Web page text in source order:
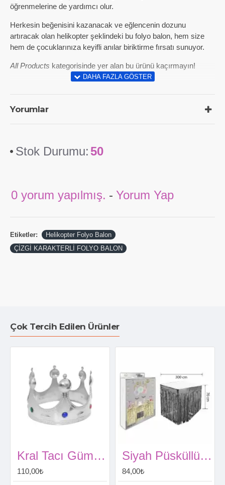
öğrenmelerine de yardımcı olur.
Herkesin beğenisini kazanacak ve eğlencenin dozunu
artıracak olan helikopter şeklindeki bu folyo balon, hem size
hem de çocuklarınıza keyifli anılar biriktirme fırsatı sunuyor.
All Products kategorisinde yer alan bu ürünü kaçırmayın!
Yorumlar
Stok Durumu: 50
0 yorum yapılmış. - Yorum Yap
Etiketler:
Helikopter Folyo Balon
ÇİZGİ KARAKTERLİ FOLYO BALON
Çok Tercih Edilen Ürünler
Kral Tacı Gümüş Renk Çocuk Boy 45 cm
110,00₺
Siyah Püsküllü Masa Eteği 70*300 cm
84,00₺